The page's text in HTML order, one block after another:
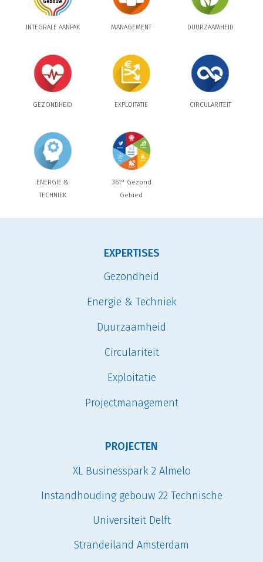
INTEGRALE AANPAK MANAGEMENT DUURZAAMHEID
GEZONDHEID EXPLOITATIE CIRCULARITEIT
ENERGIE &
TECHNIEK
361° Gezond
Gebied
EXPERTISES
Gezondheid
Energie & Techniek
Duurzaamheid
Circulariteit
Exploitatie
Projectmanagement
PROJECTEN
XL Businesspark 2 Almelo
Instandhouding gebouw 22 Technische
Universiteit Delft
Strandeiland Amsterdam